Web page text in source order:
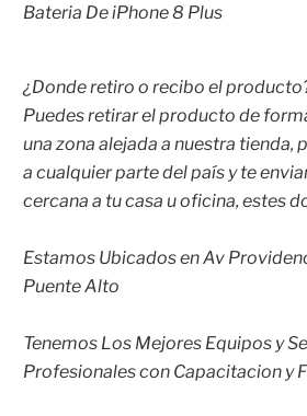
Bateria De iPhone 8 Plus
¿Donde retiro o recibo el
Puedes retirar el producto de
una zona alejada a nuestra tienda,
a cualquier parte del país y te
cercana a tu casa u oficina, estes
Estamos Ubicados en Av
Puente Alto
Tenemos Los Mejores Equipos y
Profesionales con Capacitacion y